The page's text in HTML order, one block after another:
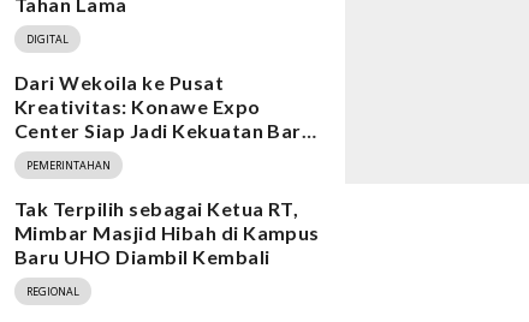
DIGITAL
Dari Wekoila ke Pusat
Kreativitas: Konawe Expo
Center Siap Jadi Kekuatan Baru
Ekonomi
PEMERINTAHAN
Tak Terpilih sebagai Ketua RT,
Mimbar Masjid Hibah di Kampus
Baru UHO Diambil Kembali
REGIONAL